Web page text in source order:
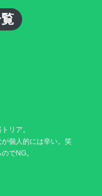
リア。
個人的には辛い。笑
でNG。